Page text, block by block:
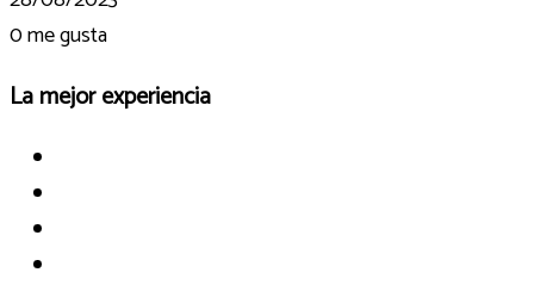
0me gusta
La mejor experiencia